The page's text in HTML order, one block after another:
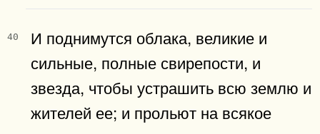
40
И поднимутся облака, великие и
сильные, полные свирепости, и
звезда, чтобы устрашить всю землю и
жителей ее; и прольют на всякое